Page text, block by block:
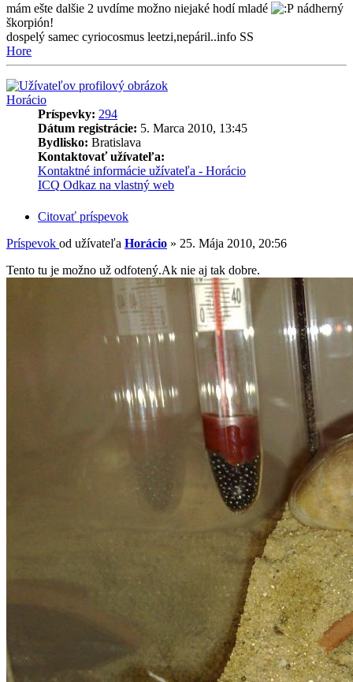
mám ešte dalšie 2 uvdíme možno niejaké hodí mladé
nádherný
škorpión!
dospelý samec cyriocosmus leetzi,nepáril..info SS
Hore
Horácio
Príspevky: 294
Dátum registrácie: 5. Marca 2010, 13:45
Bydlisko: Bratislava
Kontaktovať užívateľa:
Kontaktné informácie užívateľa - Horácio
ICQ Odkaz na vlastný web
Citovať príspevok
Príspevok od užívateľa Horácio » 25. Mája 2010, 20:56
Tento tu je možno už odfotený.Ak nie aj tak dobre.